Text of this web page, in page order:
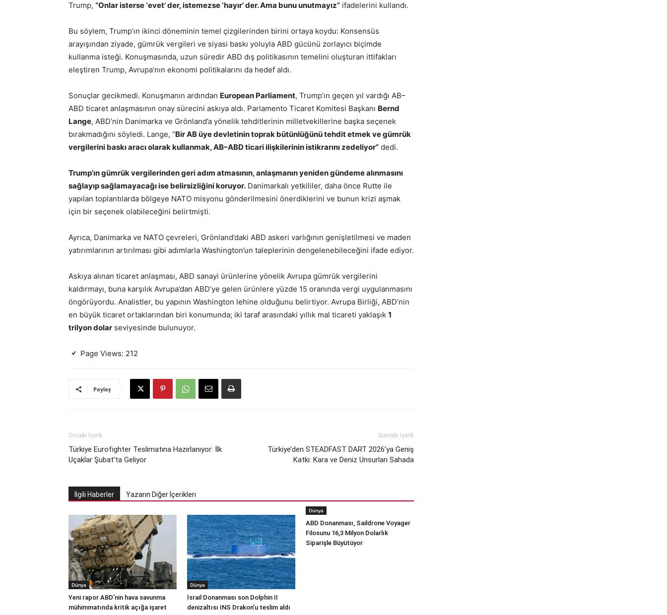
Trump, “Onlar isterse ‘evet’ der, istemezse ‘hayır’ der. Ama bunu unutmayız” ifadelerini kullandı.
Bu söylem, Trump’ın ikinci döneminin temel çizgilerinden birini ortaya koydu: Konsensüs
arayışından ziyade, gümrük vergileri ve siyasi baskı yoluyla ABD gücünü zorlayıcı biçimde
kullanma isteği. Konuşmasında, uzun süredir ABD dış politikasının temelini oluşturan ittifakları
eleştiren Trump, Avrupa’nın ekonomi politikalarını da hedef aldı.
Sonuçlar gecikmedi. Konuşmanın ardından European Parliament, Trump’ın geçen yıl vardığı AB–
ABD ticaret anlaşmasının onay sürecini askıya aldı. Parlamento Ticaret Komitesi Başkanı Bernd
Lange, ABD’nin Danimarka ve Grönland’a yönelik tehditlerinin milletvekillerine başka seçenek
bırakmadığını söyledi. Lange, “Bir AB üye devletinin toprak bütünlüğünü tehdit etmek ve gümrük
vergilerini baskı aracı olarak kullanmak, AB–ABD ticari ilişkilerinin istikrarını zedeliyor” dedi.
Trump’ın gümrük vergilerinden geri adım atmasının, anlaşmanın yeniden gündeme alınmasını
sağlayıp sağlamayacağı ise belirsizliğini koruyor. Danimarkalı yetkililer, daha önce Rutte ile
yapılan toplantılarda bölgeye NATO misyonu gönderilmesini önerdiklerini ve bunun krizi aşmak
için bir seçenek olabileceğini belirtmişti.
Ayrıca, Danimarka ve NATO çevreleri, Grönland’daki ABD askeri varlığının genişletilmesi ve maden
yatırımlarının artırılması gibi adımlarla Washington’un taleplerinin dengelenebileceğini ifade ediyor.
Askıya alınan ticaret anlaşması, ABD sanayi ürünlerine yönelik Avrupa gümrük vergilerini
kaldırmayı, buna karşılık Avrupa’dan ABD’ye gelen ürünlere yüzde 15 oranında vergi uygulanmasını
öngörüyordu. Analistler, bu yapının Washington lehine olduğunu belirtiyor. Avrupa Birliği, ABD’nin
en büyük ticaret ortaklarından biri konumunda; iki taraf arasındaki yıllık mal ticareti yaklaşık 1
trilyon dolar seviyesinde bulunuyor.
Page Views: 212
Paylaş
Önceki İçerik
Türkiye Eurofighter Teslimatına Hazırlanıyor: İlk
Uçaklar Şubat’ta Geliyor
Sonraki İçerik
Türkiye’den STEADFAST DART 2026’ya Geniş
Katkı: Kara ve Deniz Unsurları Sahada
İlgili Haberler Yazarın Diğer İçerikleri
Dünya
Yeni rapor ABD’nin hava savunma
mühimmatında kritik açığa işaret
Dünya
İsrail Donanması son Dolphin II
denizaltısı INS Drakon’u teslim aldı
Dünya
ABD Donanması, Saildrone Voyager
Filosunu 16,3 Milyon Dolarlık
Siparişle Büyütüyor